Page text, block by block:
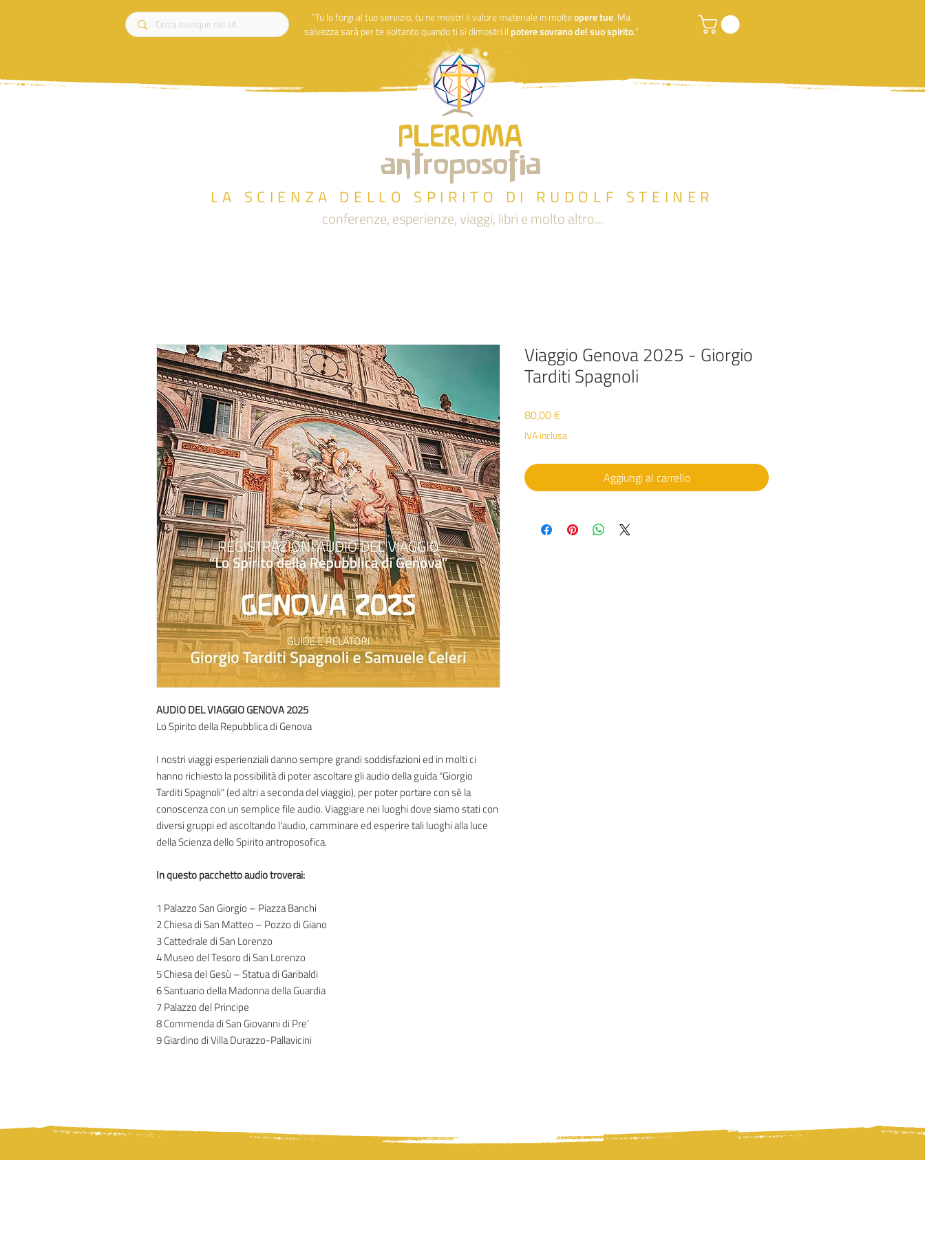
"Tu lo forgi al tuo servizio, tu ne mostri il valore materiale in molteoperetue. Ma
salvezza sarà per te soltanto quando ti si dimostri il potere sovrano del suo spirito."
PLEROMA
antroposofia
LA SCIENZA DELLO SPIRITO DI RUDOLF STEINER
conferenze, esperienze, viaggi, libri e molto altro...
AUDIO DEL VIAGGIO GENOVA 2025
Lo Spirito della Repubblica di Genova
I nostri viaggi esperienziali danno sempre grandi soddisfazioni ed in molti ci
hanno richiesto la possibilità di poter ascoltare gli audio della guida "Giorgio
Tarditi Spagnoli" (ed altri a seconda del viaggio), per poter portare con sè la
conoscenza con un semplice file audio. Viaggiare nei luoghi dove siamo stati con
diversi gruppi ed ascoltando l'audio, camminare ed esperire tali luoghi alla luce
della Scienza dello Spirito antroposofica.
In questo pacchetto audio troverai:
1 Palazzo San Giorgio – Piazza Banchi
2 Chiesa di San Matteo – Pozzo di Giano
3 Cattedrale di San Lorenzo
4 Museo del Tesoro di San Lorenzo
5 Chiesa del Gesù – Statua di Garibaldi
6 Santuario della Madonna della Guardia
7 Palazzo del Principe
8 Commenda di San Giovanni di Pre’
9 Giardino di Villa Durazzo-Pallavicini
Viaggio Genova 2025 - Giorgio
Tarditi Spagnoli
80,00 €Prezzo
IVA inclusa
Aggiungi al carrello